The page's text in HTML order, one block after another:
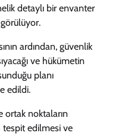
detaylı bir envanter
ardından, güvenlik
ve hükümetin
planı
edildi.
ortak noktaların
edilmesi ve